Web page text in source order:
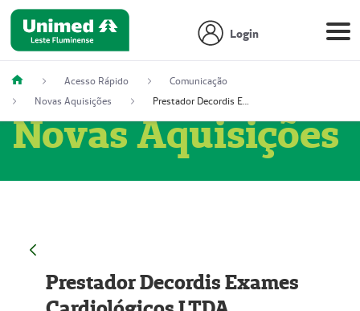
Login
Acesso Rápido
Comunicação
Novas Aquisições
Prestador Decordis Exames Cardiológicos LTDA (51004346-0)
Novas Aquisições
Prestador Decordis Exames